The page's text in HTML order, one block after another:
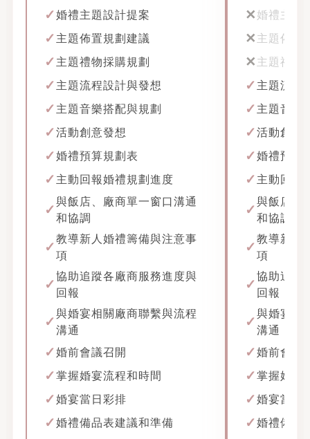
婚禮主題設計提案
主題佈置規劃建議
主題禮物採購規劃
主題流程設計與發想
主題音樂搭配與規劃
活動創意發想
婚禮預算規劃表
主動回報婚禮規劃進度
與飯店、廠商單一窗口溝通
和協調
教導新人婚禮籌備與注意事
項
協助追蹤各廠商服務進度與
回報
與婚宴相關廠商聯繫與流程
溝通
婚前會議召開
掌握婚宴流程和時間
婚宴當日彩排
婚禮備品表建議和準備
婚禮主題
主題佈置
主題禮物
主題流程
主題音樂
活動創意
婚禮預算
主動回報
與飯店、
和協調
教導新人
項
協助追蹤
回報
與婚宴相
溝通
婚前會議
掌握婚宴
婚宴當日
婚禮備品